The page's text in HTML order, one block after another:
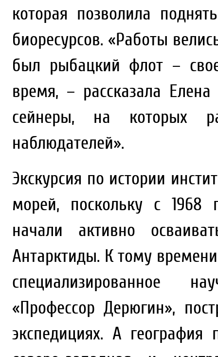
которая позволила
биоресурсов. «Работы
был рыбацкий флот –
время, – рассказала
сейнеры, на которых
наблюдателей».
Экскурсия по истории
морей, поскольку с 1968
начали активно
Антарктиды. К тому
специализированное
«Профессор Дерюгин»,
экспедициях. А